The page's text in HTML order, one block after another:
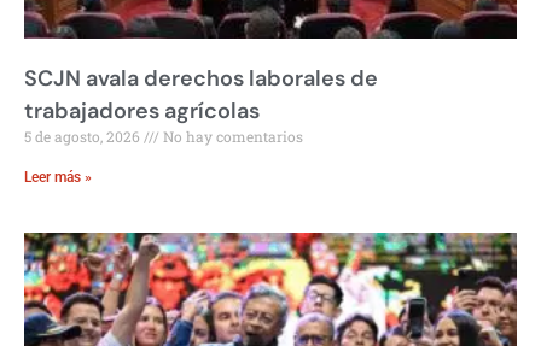
SCJN avala derechos laborales de
trabajadores agrícolas
5 de agosto, 2026 No hay comentarios
Leer más »